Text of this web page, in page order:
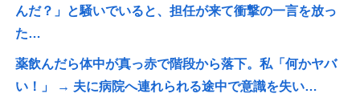
んだ？」と騒いでいると、担任が来て衝撃の一言を放っ
た…
薬飲んだら体中が真っ赤で階段から落下。私「何かヤバ
い！」 → 夫に病院へ連れられる途中で意識を失い…